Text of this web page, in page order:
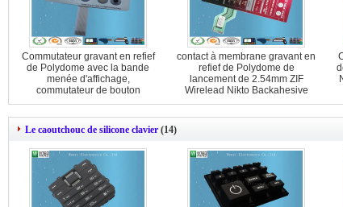
Commutateur gravant en refief
de Polydome avec la bande
menée d'affichage,
commutateur de bouton
poussoir tactile de membrane
contact à membrane gravant en
refief de Polydome de
lancement de 2.54mm ZIF
Wirelead Nikto Backahesive
Le caoutchouc de silicone clavier (14)